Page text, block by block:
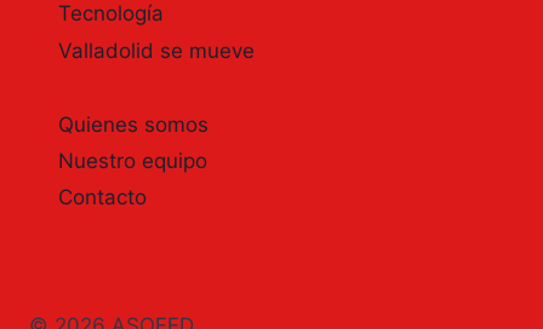
Tecnología
Valladolid se mueve
Quienes somos
Nuestro equipo
Contacto